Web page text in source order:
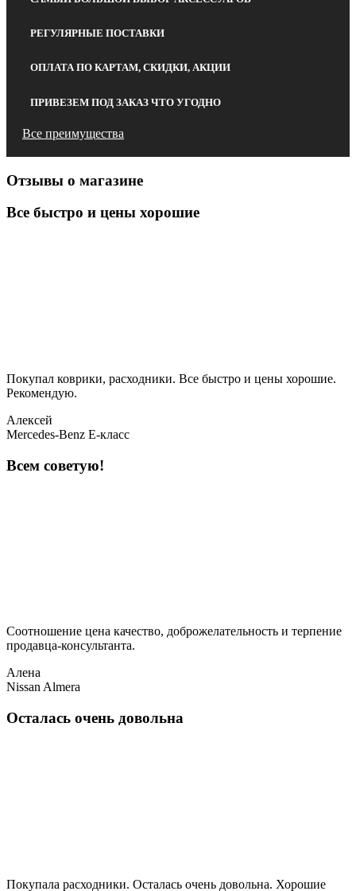
РЕГУЛЯРНЫЕ ПОСТАВКИ
ОПЛАТА ПО КАРТАМ, СКИДКИ, АКЦИИ
ПРИВЕЗЕМ ПОД ЗАКАЗ ЧТО УГОДНО
Все преимущества
Отзывы о магазине
Все быстро и цены хорошие
Покупал коврики, расходники. Все быстро и цены хорошие.
Рекомендую.
Алексей
Mercedes-Benz E-класс
Всем советую!
Соотношение цена качество, доброжелательность и терпение
продавца-консультанта.
Алена
Nissan Almera
Осталась очень довольна
Покупала расходники. Осталась очень довольна. Хорошие